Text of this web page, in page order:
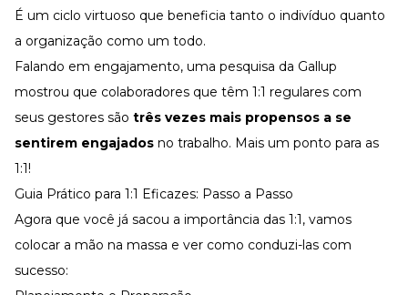
É um ciclo virtuoso que beneficia tanto o indivíduo quanto
a organização como um todo.
Falando em engajamento, uma pesquisa da Gallup
mostrou que colaboradores que têm 1:1 regulares com
seus gestores são três vezes mais propensos a se
sentirem engajados no trabalho. Mais um ponto para as
1:1!
Guia Prático para 1:1 Eficazes: Passo a Passo
Agora que você já sacou a importância das 1:1, vamos
colocar a mão na massa e ver como conduzi-las com
sucesso: